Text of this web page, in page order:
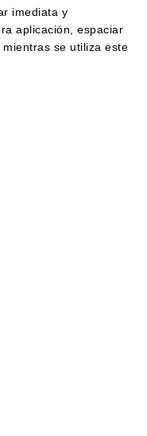
imediata y
aplicación, espaciar
se utiliza este